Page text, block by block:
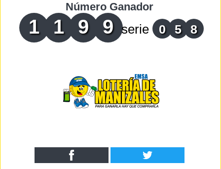
Número Ganador
1 1 9 9 serie 0 5 8